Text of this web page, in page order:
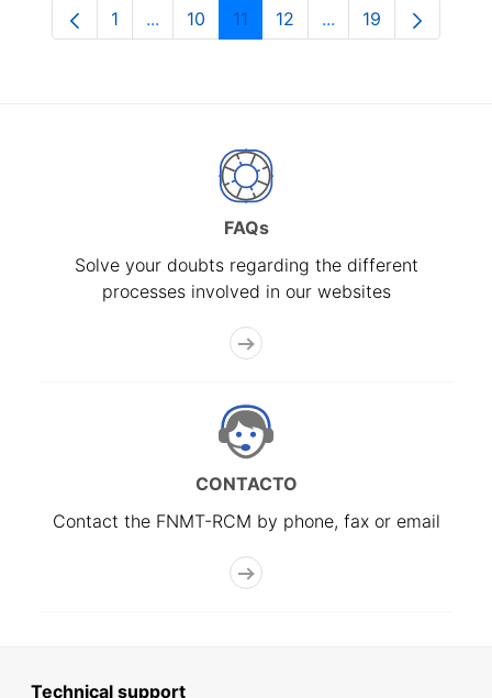
Page
1 ...Intermediate Pages Use TAB to navigate.
Page
10 Page
11 Page
12 ...Intermediate
Page
19
FAQs
Solve your doubts regarding the different
processes involved in our websites
CONTACTO
Contact the FNMT-RCM by phone, fax or email
Technical support